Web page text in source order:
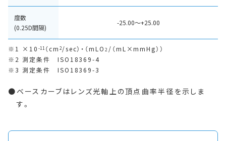
度数
(0.25D間隔)
-25.00～+25.00
1 ×10 -11 （cm 2/sec）・（mLO 2 /（mL×mmHg））
2 測定条件 ISO18369-4
3 測定条件 ISO18369-3
ベースカーブはレンズ光軸上の頂点曲率半径を示しま
す。